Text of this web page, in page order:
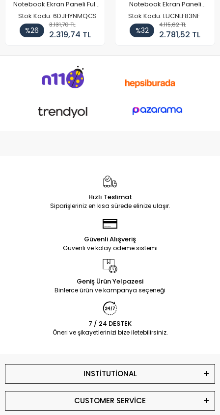
Notebook Ekran Paneli Full
HD
Stok Kodu: 6DJHYNMQCS
%26
3.131,70 TL
2.319,74 TL
Notebook Ekran Paneli
144Hz
Stok Kodu: LUCNLF83NF
%32
4.115,62 TL
2.781,52 TL
Hızlı Teslimat
Siparişleriniz en kısa sürede elinize ulaşır.
Güvenli Alışveriş
Güvenli ve kolay ödeme sistemi
Geniş Ürün Yelpazesi
Binlerce ürün ve kampanya seçeneği
7 / 24 DESTEK
Öneri ve şikayetlerinizi bize iletebilirsiniz.
INSTİTUTİONAL
CUSTOMER SERVİCE